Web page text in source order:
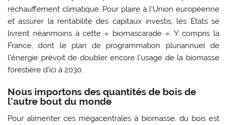
réchauffement climatique. Pour plaire à l’Union européenne
et assurer la rentabilité des capitaux investis, les États se
livrent néanmoins à cette « biomascarade ». Y compris la
France, dont le plan de programmation pluriannuel de
l’énergie prévoit de doubler encore l’usage de la biomasse
forestière d’ici à 2030.
Nous importons des quantités de bois de
l’autre bout du monde
Pour alimenter ces mégacentrales à biomasse, du bois est